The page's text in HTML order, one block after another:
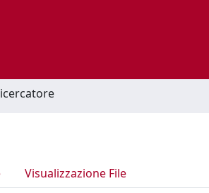
Visualizzazione File